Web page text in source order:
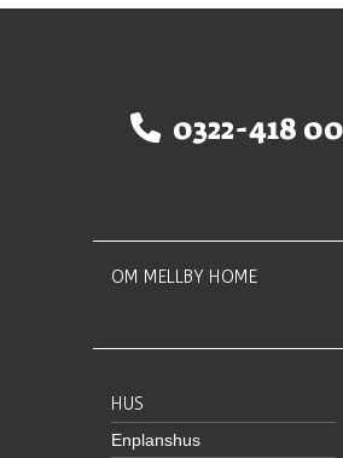
0322-418 00
OM MELLBY HOME
HUS
Enplanshus